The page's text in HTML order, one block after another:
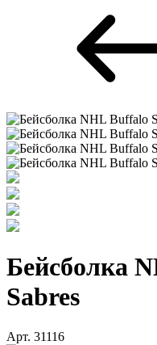
Бейсболка
Sabres
Арт. 31116